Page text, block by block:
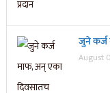
जुने कर्ज
August